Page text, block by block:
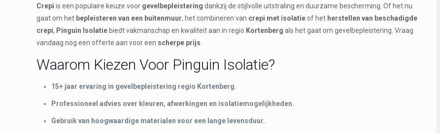
Crepi is een populaire keuze voor gevelbepleistering dankzij de stijlvolle uitstraling en duurzame bescherming. Of het nu
gaat om het bepleisteren van een buitenmuur, het combineren van crepi met isolatieof het herstellen van beschadigde
crepi, Pinguin Isolatiebiedt vakmanschap en kwaliteit aan in regio Kortenberg als het gaat om gevelbepleistering. Vraag
vandaag nog een offerte aan voor een scherpe prijs
Waarom Kiezen Voor Pinguin Isolatie?
15+ jaar ervaring in gevelbepleistering regio Kortenberg.
Professioneel advies over kleuren, afwerkingen en isolatiemogelijkheden.
Gebruik van hoogwaardige materialen voor een lange levensduur.